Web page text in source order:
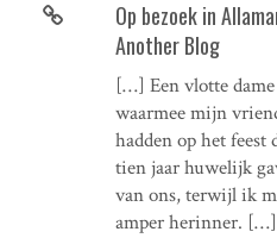
Op bezoek in
Another Blog
[…] Een vlotte
waarmee mijn
hadden op het
tien jaar huwelijk
van ons, terwijl ik
amper herinner. […]